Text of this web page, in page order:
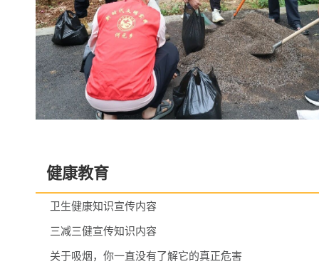
健康教育
卫生健康知识宣传内容
三减三健宣传知识内容
关于吸烟，你一直没有了解它的真正危害